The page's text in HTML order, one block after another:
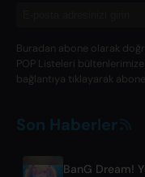
Buradan abone olarak
POP Listeleri
bağlantıya tıklayarak
Son Haberler